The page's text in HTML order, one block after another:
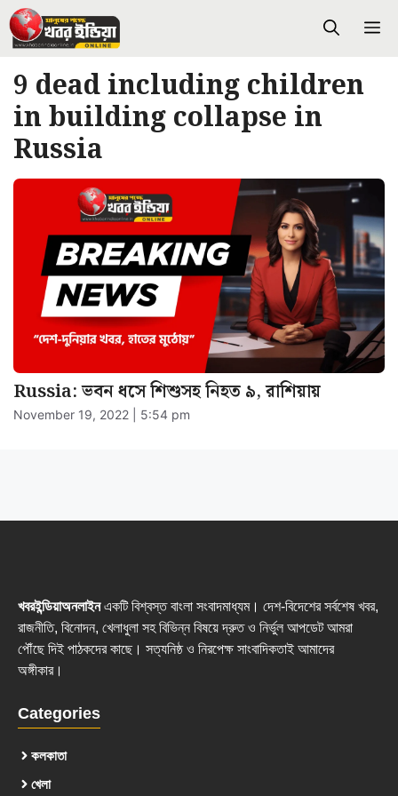
Skip
to
content
9 dead including children
in building collapse in
Russia
Russia: ভবন ধসে শিশুসহ নিহত ৯, রাশিয়ায়
November 19, 2022 | 5:54 pm
খবরইন্ডিয়াঅনলাইনএকটি বিশ্বস্ত বাংলা সংবাদমাধ্যম। দেশ-বিদেশের সর্বশেষ খবর,
রাজনীতি, বিনোদন, খেলাধুলা সহ বিভিন্ন বিষয়ে দ্রুত ও নির্ভুল আপডেট আমরা
পৌঁছে দিই পাঠকদের কাছে। সত্যনিষ্ঠ ও নিরপেক্ষ সাংবাদিকতাই আমাদের
অঙ্গীকার।
Categories
কলকাতা
খেলা